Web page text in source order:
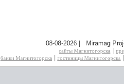
08-08-2026 | Miramag
сайты Магнитогорска
банки Магнитогорска
гостиницы Магнитогорска